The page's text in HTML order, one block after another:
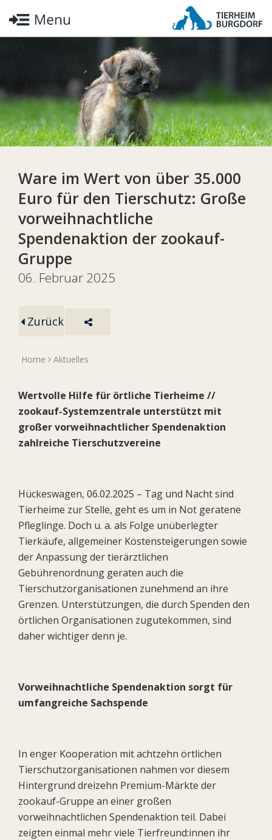
Ware im Wert von über 35.000
Euro für den Tierschutz: Große
vorweihnachtliche
Spendenaktion der zookauf-
Gruppe
06. Februar 2025
Zurück
Home Aktuelles
Wertvolle Hilfe für örtliche Tierheime //
zookauf-Systemzentrale unterstützt mit
großer vorweihnachtlicher Spendenaktion
zahlreiche Tierschutzvereine
Hückeswagen, 06.02.2025 – Tag und Nacht sind
Tierheime zur Stelle, geht es um in Not geratene
Pfleglinge. Doch u. a. als Folge unüberlegter
Tierkäufe, allgemeiner Kostensteigerungen sowie
der Anpassung der tierärztlichen
Gebührenordnung geraten auch die
Tierschutzorganisationen zunehmend an ihre
Grenzen. Unterstützungen, die durch Spenden den
örtlichen Organisationen zugutekommen, sind
daher wichtiger denn je.
Vorweihnachtliche Spendenaktion sorgt für
umfangreiche Sachspende
In enger Kooperation mit achtzehn örtlichen
Tierschutzorganisationen nahmen vor diesem
Hintergrund dreizehn Premium-Märkte der
zookauf-Gruppe an einer großen
vorweihnachtlichen Spendenaktion teil. Dabei
zeigten einmal mehr viele Tierfreund:innen ihr